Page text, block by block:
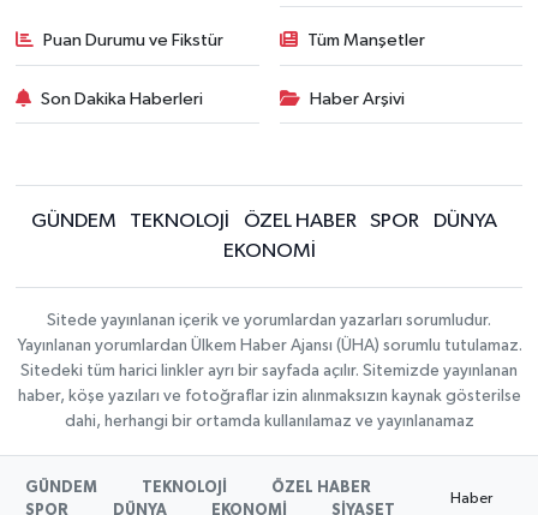
Puan Durumu ve Fikstür Tüm Manşetler
Son Dakika Haberleri Haber Arşivi
GÜNDEM TEKNOLOJİ ÖZEL HABER SPOR
DÜNYA
EKONOMİ
Sitede yayınlanan içerik ve yorumlardan yazarları sorumludur.
Yayınlanan yorumlardan Ülkem Haber Ajansı (ÜHA) sorumlu tutulamaz.
Sitedeki tüm harici linkler ayrı bir sayfada açılır. Sitemizde yayınlanan
haber, köşe yazıları ve fotoğraflar izin alınmaksızın kaynak gösterilse
dahi, herhangi bir ortamda kullanılamaz ve yayınlanamaz
GÜNDEM TEKNOLOJİ
ÖZEL HABER
SPOR
DÜNYA EKONOMİ SİYASET
Haber